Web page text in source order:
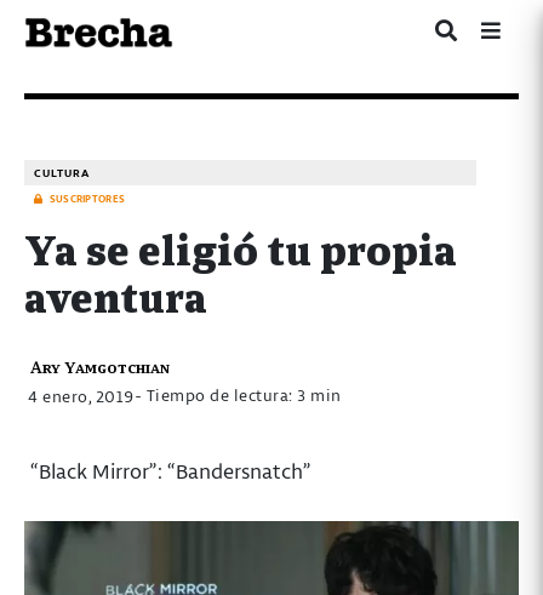
CULTURA
SUSCRIPTORES
Ya se eligió tu propia
aventura
Ary Yamgotchian
4 enero, 2019- Tiempo de lectura: 3 min
“Black Mirror”: “Bandersnatch”